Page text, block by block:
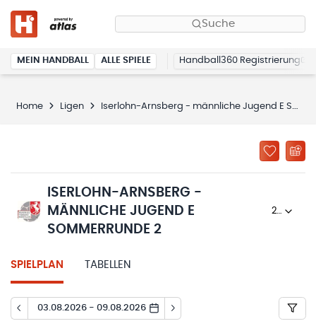
Suche
MEIN HANDBALL ALLE SPIELE Handball360 Registrierung
Home Ligen Iserlohn-Arnsberg - männliche Jugend E Sommerrunde 2
ISERLOHN-ARNSBERG -
MÄNNLICHE JUGEND E
SOMMERRUNDE 2
2025/26
SPIELPLAN TABELLEN
03.08.2026 - 09.08.2026